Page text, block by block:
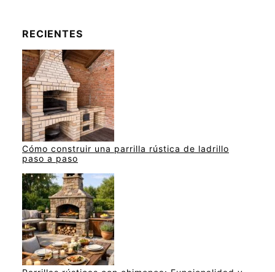
RECIENTES
Cómo construir una parrilla rústica de ladrillo
paso a paso